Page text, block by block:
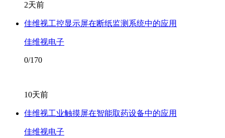
2天前
佳维视工控显示屏在断纸监测系统中的应用
佳维视电子
0/170
10天前
佳维视工业触摸屏在智能取药设备中的应用
佳维视电子